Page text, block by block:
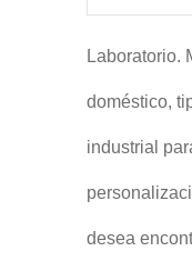
Laboratorio.
doméstico,
industrial
desea